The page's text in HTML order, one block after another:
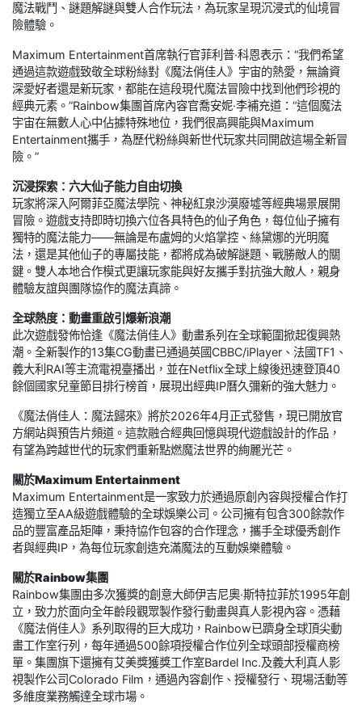
魔法戰鬥、謎題解謎與雙人合作玩法，為玩家呈現沉浸式的仙境冒
險體驗。
Maximum Entertainment首席執行官菲利普·科恩表示：“我們希望
通過這款遊戲致敬全球粉絲對《魔法俏佳人》宇宙的熱愛，無論資
深愛好者還是新玩家，都能在這段現代魔法冒險中找到他們珍視的
經典元素。”Rainbow集團首席內容官喬安妮·李補充道：“這個魔法
宇宙在無數人心中佔據特殊地位，我們很高興能與Maximum
Entertainment攜手，為歷代粉絲與新世代玩家共同開啟這場全新冒
險。”
沉浸探索：六大仙子能力自由切換
玩家將深入阿爾菲亞魔法學院、神秘紅泉沙漠廢墟等經典場景展開
冒險。遊戲支持即時切換六位各具特色的仙子角色，每位仙子擁有
獨特的魔法能力——無論是布盧姆的火焰掌控、絲黛娜的光明魔
法，還是其他仙子的專屬技能，都將成為破解謎題、戰勝敵人的關
鍵。雙人本地合作模式更讓玩家能與好友攜手對抗強大敵人，親身
體驗友誼與團隊協作的魔法真諦。
全球熱度：動畫重啟引爆新浪潮
此次遊戲發佈恰逢《魔法俏佳人》動畫系列在全球範圍掀起復興熱
潮。全新製作的13集CG動畫已通過英國CBBC/iPlayer、法國TF1、
義大利RAI等主流電視臺播出，並在Netflix全球上線後迅速登頂40
餘個國家兒童節目排行榜首，展現出經典IP曆久彌新的強大魅力。
《魔法俏佳人：魔法歸來》將於2026年4月正式發售，現已開放官
方網站與預告片頻道。這款融合經典回憶與現代遊戲設計的作品，
有望為跨越世代的玩家們重新點燃魔法世界的絢麗光芒。
關於Maximum Entertainment
Maximum Entertainment是一家致力於通過原創內容與授權合作打
造獨立至AA級遊戲體驗的全球娛樂公司。公司擁有包含300餘款作
品的豐富產品矩陣，秉持協作包容的合作理念，攜手全球優秀創作
者與經典IP，為每位玩家創造充滿魔法的互動娛樂體驗。
關於Rainbow集團
Rainbow集團由多次獲獎的創意大師伊吉尼奧·斯特拉菲於1995年創
立，致力於面向全年齡段觀眾製作發行動畫與真人影視內容。憑藉
《魔法俏佳人》系列取得的巨大成功，Rainbow已躋身全球頂尖動
畫工作室行列，每年通過500餘項授權合作位列全球頭部授權商榜
單。集團旗下還擁有艾美獎獲獎工作室Bardel Inc.及義大利真人影
視製作公司Colorado Film，通過內容創作、授權發行、現場活動等
多維度業務觸達全球市場。